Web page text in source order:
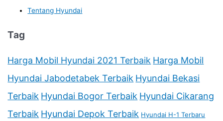
Tentang Hyundai
Tag
Harga Mobil Hyundai 2021 Terbaik Harga Mobil
Hyundai Jabodetabek Terbaik Hyundai Bekasi
Terbaik Hyundai Bogor Terbaik Hyundai Cikarang
Terbaik Hyundai Depok Terbaik Hyundai H-1 Terbaru